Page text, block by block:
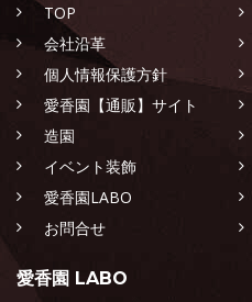
TOP
会社沿革
個人情報保護方針
愛香園【通販】サイト
造園
イベント装飾
愛香園LABO
お問合せ
愛香園 LABO